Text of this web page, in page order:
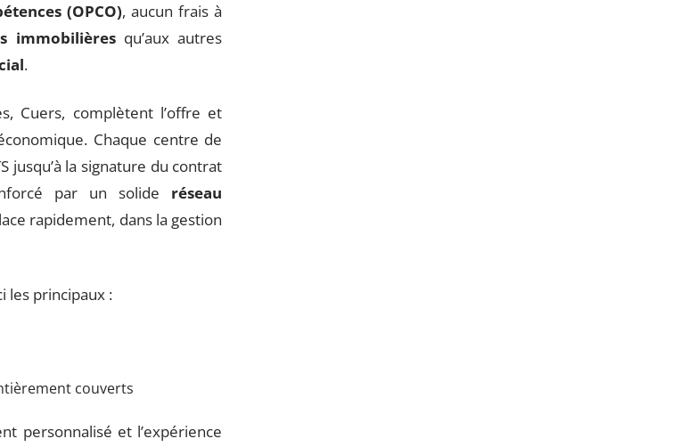
(OPCO), aucun frais à
immobilièresqu’aux autres
.
Cuers, complètent l’offre et
Chaque centre de
jusqu’à la signature du contrat
par un solide réseau
rapidement, dans la gestion
les principaux :
couverts
personnalisé et l’expérience